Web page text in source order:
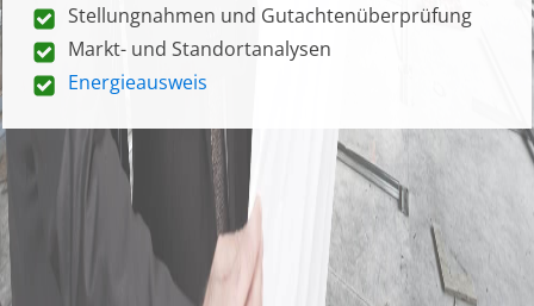
Stellungnahmen und Gutachtenüberprüfung
Markt- und Standortanalysen
Energieausweis